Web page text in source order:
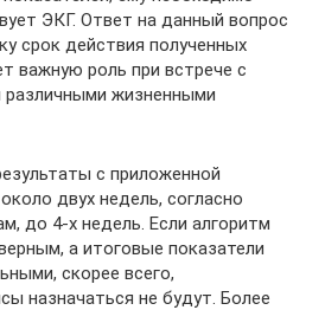
ЭКГ. Ответ на данный вопрос
срок действия полученных
важную роль при встрече с
жизненными
с приложенной
двух недель, согласно
до 4-х недель. Если алгоритм
а итоговые показатели
скорее всего,
назначаться не будут. Более